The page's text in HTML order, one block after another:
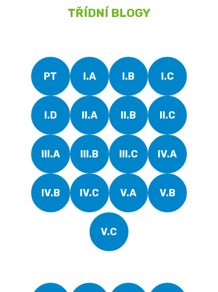
TŘÍDNÍ BLOGY
PT I.A I.B I.C
I.D II.A II.B II.C
III.A III.B III.C IV.A
IV.B IV.C V.A V.B
V.C